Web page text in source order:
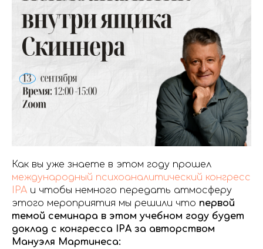
Как вы уже знаете в этом году прошел
международный психоаналитический конгресс
IPA и чтобы немного передать атмосферу
этого мероприятия мы решили что первой
темой семинара в этом учебном году будет
доклад с конгресса IPA за авторством
Мануэля Мартинеса: